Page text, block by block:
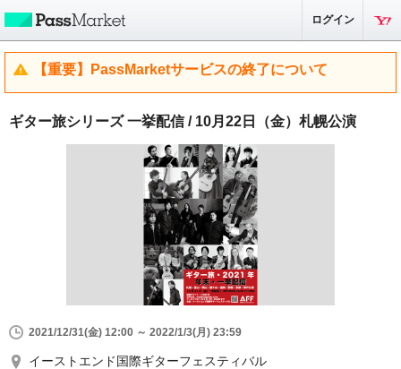
ログイン
【重要】PassMarketサービスの終了について
ギター旅シリーズ 一挙配信 / 10月22日（金）札幌公演
2021/12/31(金) 12:00 ～ 2022/1/3(月) 23:59
イーストエンド国際ギターフェスティバル